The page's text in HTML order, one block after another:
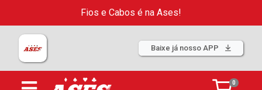
Fios e Cabos é na Ases!
Baixe já nosso APP
0